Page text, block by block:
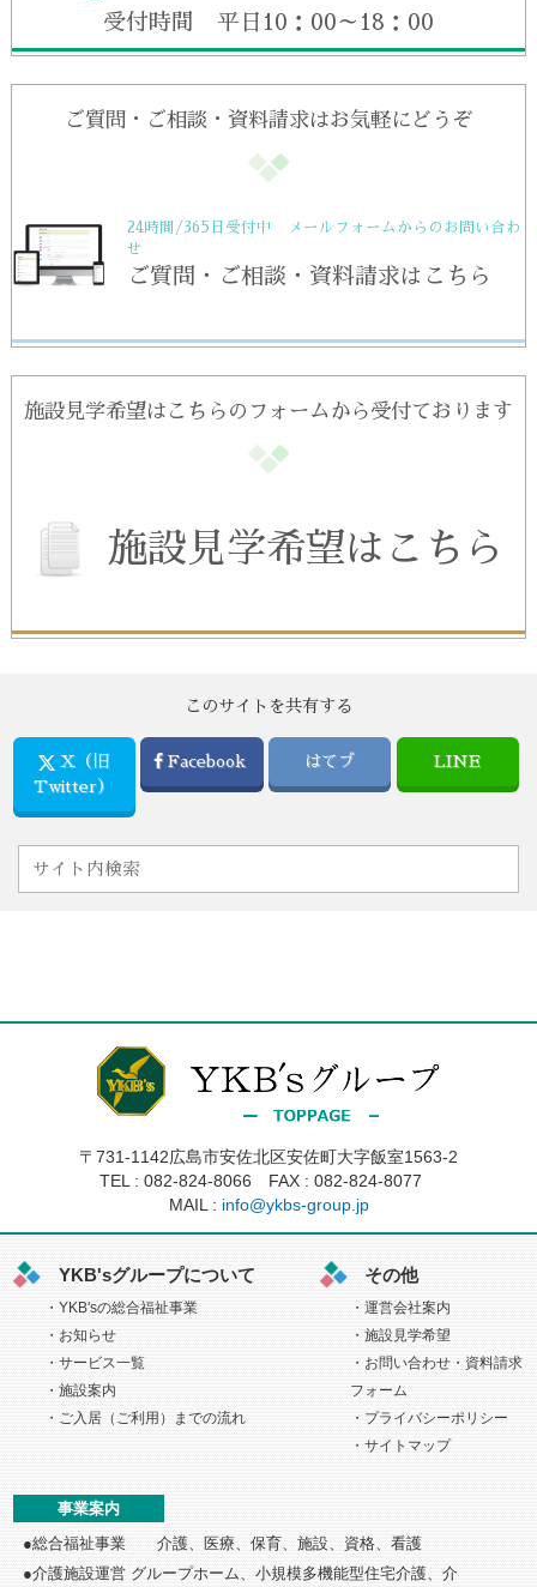
受付時間 平日10：00～18：00
ご質問・ご相談・資料請求はお気軽にどうぞ
24時間/365日受付中 メールフォームからのお問い合わ
せ
ご質問・ご相談・資料請求はこちら
施設見学希望はこちらのフォームから受付ております
施設見学希望はこちら
このサイトを共有する
X（旧
Twitter）
Facebook はてブ LINE
〒731-1142広島市安佐北区安佐町大字飯室1563-2
TEL : 082-824-8066 FAX : 082-824-8077
MAIL : info@ykbs-group.jp
YKB'sグループについて
YKB'sの総合福祉事業
お知らせ
サービス一覧
施設案内
ご入居（ご利用）までの流れ
その他
運営会社案内
施設見学希望
お問い合わせ・資料請求
フォーム
プライバシーポリシー
サイトマップ
事業案内
総合福祉事業 介護、医療、保育、施設、資格、看護
介護施設運営 グループホーム、小規模多機能型住宅介護、介